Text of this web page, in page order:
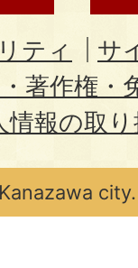
ティ
サ
著作権・
情報の取